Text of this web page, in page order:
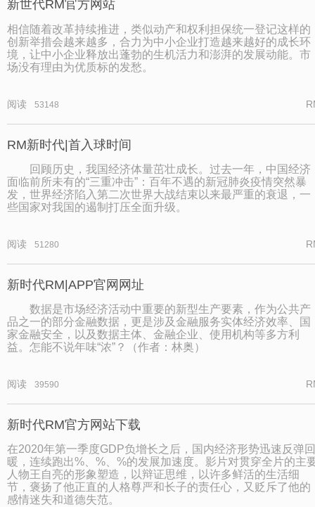
新世代RM官方网站
相信随着改革持续推进，类似动产和权利担保统一登记这样的
创新举措会越来越多，合力为中小企业打造越来越好的成长环
境，让中小企业释放出蓬勃的生机活力和澎湃的发展动能。市
场没有理由为优质标的发愁。
阅读 53148
RM新时代|首入球时间
回顾历史，我国经济体量茁壮成长。过去一年，中国经济
面临前所未有的“三重冲击”：百年不遇的新冠肺炎疫情突然暴
发，世界经济陷入第二次世界大战结束以来最严重的衰退，一
些国家对我国的遏制打压全面升级。
阅读 51280
新时代RM|APP官网网址
数据是市场经济活动中重要的新型生产要素，作为公共产
品之一的部分金融数据，更是涉及金融服务实体经济效率、国
家金融安全，以及数据主体、金融企业、使用机构等多方利
益。怎能不说年味“浓”？（作者：林奥）
阅读 39590
新时代RM官方网站下载
在2020年第一季度GDP负增长之后，国内经济形势迅速反弹回
暖，连续跑出%、%、%的发展加速度。影片对贯穿全片的主
人物王自亮的形象塑造，以辩证思维，以许多鲜活的生活细
节，褒扬了他正直的人格尊严和长子的责任心，又贬斥了他的
感情迷失和道德失范。